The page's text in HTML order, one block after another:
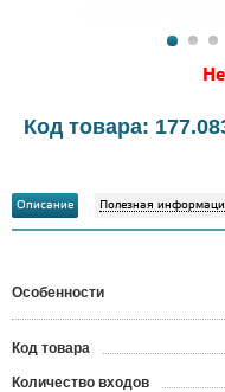
Код товара:
Описание Полезная
Особенности
Код товара
Количество входов